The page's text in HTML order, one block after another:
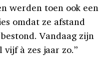
werden toen ook een
omdat ze afstand
Vandaag zijn
à zes jaar zo.”